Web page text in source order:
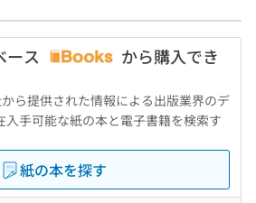
ース
から購入でき
から提供された情報による出版業界のデ
入手可能な紙の本と電子書籍を検索す
紙の本を探す